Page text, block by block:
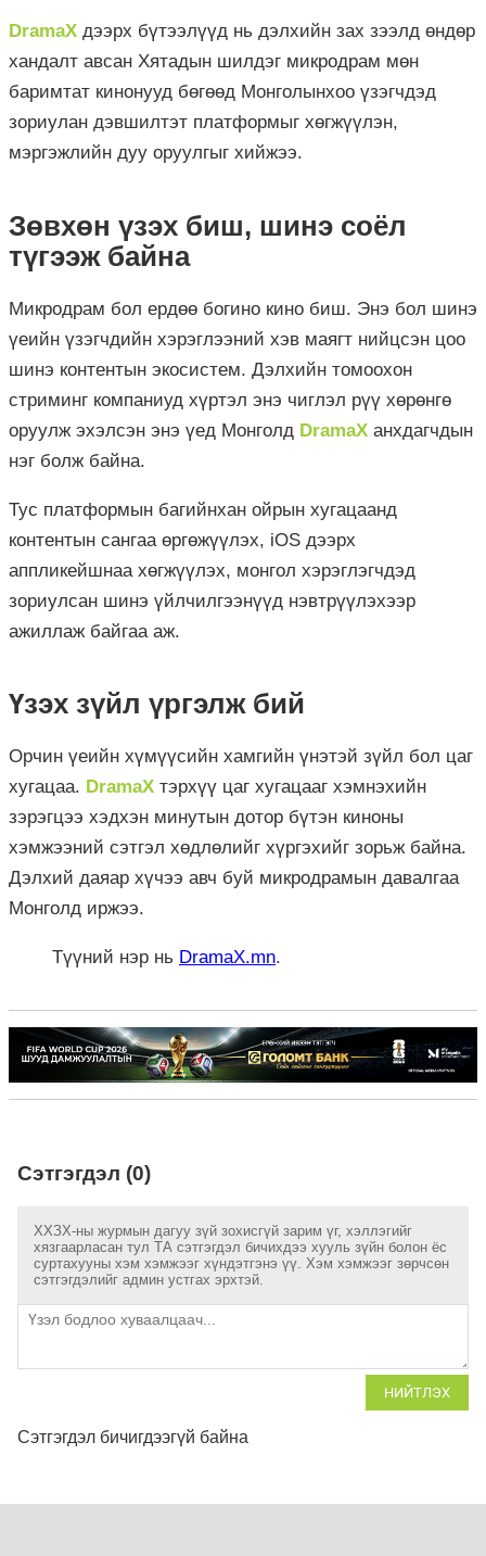
DramaX дээрх бүтээлүүд нь дэлхийн зах зээлд өндөр
хандалт авсан Хятадын шилдэг микродрам мөн
баримтат кинонууд бөгөөд Монголынхоо үзэгчдэд
зориулан дэвшилтэт платформыг хөгжүүлэн,
мэргэжлийн дуу оруулгыг хийжээ.
Зөвхөн үзэх биш, шинэ соёл
түгээж байна
Микродрам бол ердөө богино кино биш. Энэ бол шинэ
үеийн үзэгчдийн хэрэглээний хэв маягт нийцсэн цоо
шинэ контентын экосистем. Дэлхийн томоохон
стриминг компаниуд хүртэл энэ чиглэл рүү хөрөнгө
оруулж эхэлсэн энэ үед Монголд DramaX анхдагчдын
нэг болж байна.
Тус платформын багийнхан ойрын хугацаанд
контентын сангаа өргөжүүлэх, iOS дээрх
аппликейшнаа хөгжүүлэх, монгол хэрэглэгчдэд
зориулсан шинэ үйлчилгээнүүд нэвтрүүлэхээр
ажиллаж байгаа аж.
Үзэх зүйл үргэлж бий
Орчин үеийн хүмүүсийн хамгийн үнэтэй зүйл бол цаг
хугацаа. DramaX тэрхүү цаг хугацааг хэмнэхийн
зэрэгцээ хэдхэн минутын дотор бүтэн киноны
хэмжээний сэтгэл хөдлөлийг хүргэхийг зорьж байна.
Дэлхий даяар хүчээ авч буй микродрамын давалгаа
Монголд иржээ.
Түүний нэр нь DramaX.mn.
Сэтгэгдэл (0)
ХХЗХ-ны журмын дагуу зүй зохисгүй зарим үг, хэллэгийг
хязгаарласан тул ТА сэтгэгдэл бичихдээ хууль зүйн болон ёс
суртахууны хэм хэмжээг хүндэтгэнэ үү. Хэм хэмжээг зөрчсөн
сэтгэгдэлийг админ устгах эрхтэй.
НИЙТЛЭХ
Сэтгэгдэл бичигдээгүй байна